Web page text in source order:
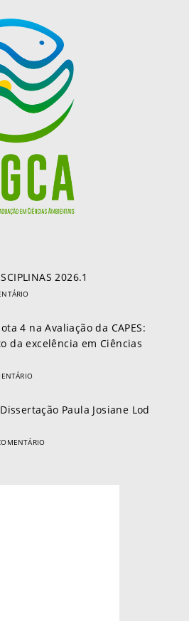
2026.1
4 na Avaliação da CAPES:
da excelência em Ciências
Paula Josiane Lod